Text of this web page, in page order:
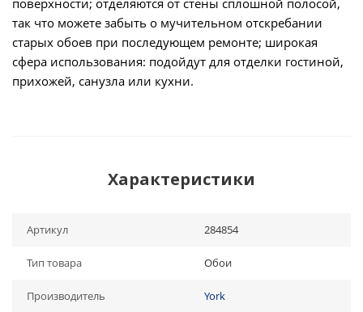
поверхности; отделяются от стены сплошной полосой,
так что можете забыть о мучительном отскребании
старых обоев при последующем ремонте; широкая
сфера использования: подойдут для отделки гостиной,
прихожей, санузла или кухни.
Характеристики
Артикул 284854
Тип товара Обои
Производитель York